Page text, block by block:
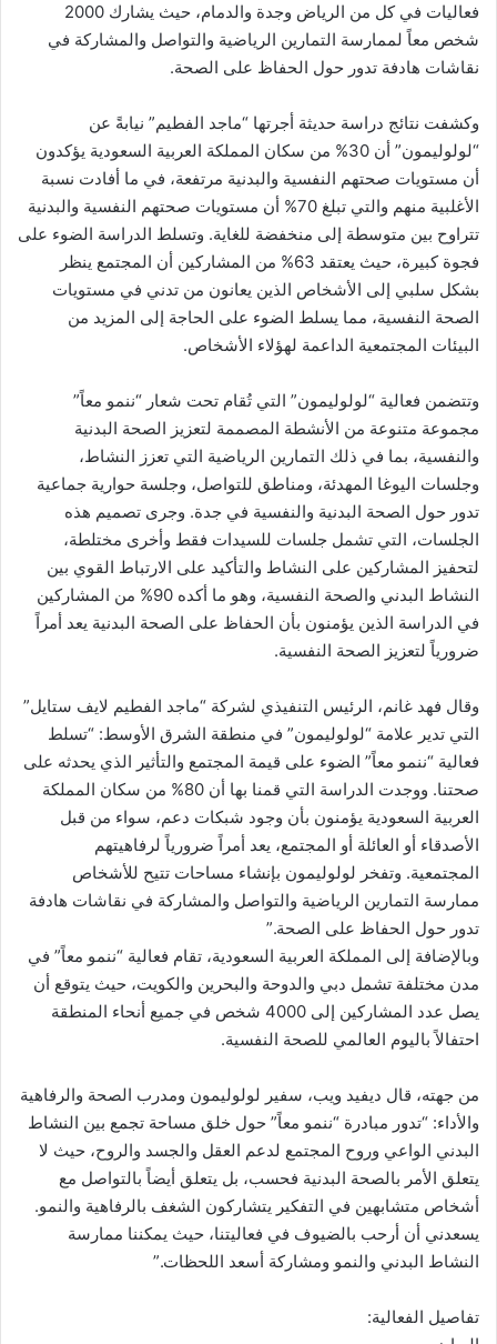
فعاليات في كل من الرياض وجدة والدمام، حيث يشارك 2000
شخص معاً لممارسة التمارين الرياضية والتواصل والمشاركة في
نقاشات هادفة تدور حول الحفاظ على الصحة.
وكشفت نتائج دراسة حديثة أجرتها “ماجد الفطيم” نيابةً عن
“لولوليمون” أن 30% من سكان المملكة العربية السعودية يؤكدون
أن مستويات صحتهم النفسية والبدنية مرتفعة، في ما أفادت نسبة
الأغلبية منهم والتي تبلغ 70% أن مستويات صحتهم النفسية والبدنية
تتراوح بين متوسطة إلى منخفضة للغاية. وتسلط الدراسة الضوء على
فجوة كبيرة، حيث يعتقد 63% من المشاركين أن المجتمع ينظر
بشكل سلبي إلى الأشخاص الذين يعانون من تدني في مستويات
الصحة النفسية، مما يسلط الضوء على الحاجة إلى المزيد من
البيئات المجتمعية الداعمة لهؤلاء الأشخاص.
وتتضمن فعالية “لولوليمون” التي تُقام تحت شعار “ننمو معاً”
مجموعة متنوعة من الأنشطة المصممة لتعزيز الصحة البدنية
والنفسية، بما في ذلك التمارين الرياضية التي تعزز النشاط،
وجلسات اليوغا المهدئة، ومناطق للتواصل، وجلسة حوارية جماعية
تدور حول الصحة البدنية والنفسية في جدة. وجرى تصميم هذه
الجلسات، التي تشمل جلسات للسيدات فقط وأخرى مختلطة،
لتحفيز المشاركين على النشاط والتأكيد على الارتباط القوي بين
النشاط البدني والصحة النفسية، وهو ما أكده 90% من المشاركين
في الدراسة الذين يؤمنون بأن الحفاظ على الصحة البدنية يعد أمراً
ضرورياً لتعزيز الصحة النفسية.
وقال فهد غانم، الرئيس التنفيذي لشركة “ماجد الفطيم لايف ستايل”
التي تدير علامة “لولوليمون” في منطقة الشرق الأوسط: “تسلط
فعالية “ننمو معاً” الضوء على قيمة المجتمع والتأثير الذي يحدثه على
صحتنا. ووجدت الدراسة التي قمنا بها أن 80% من سكان المملكة
العربية السعودية يؤمنون بأن وجود شبكات دعم، سواء من قبل
الأصدقاء أو العائلة أو المجتمع، يعد أمراً ضرورياً لرفاهيتهم
المجتمعية. وتفخر لولوليمون بإنشاء مساحات تتيح للأشخاص
ممارسة التمارين الرياضية والتواصل والمشاركة في نقاشات هادفة
تدور حول الحفاظ على الصحة.”
وبالإضافة إلى المملكة العربية السعودية، تقام فعالية “ننمو معاً” في
مدن مختلفة تشمل دبي والدوحة والبحرين والكويت، حيث يتوقع أن
يصل عدد المشاركين إلى 4000 شخص في جميع أنحاء المنطقة
احتفالاً باليوم العالمي للصحة النفسية.
من جهته، قال ديفيد ويب، سفير لولوليمون ومدرب الصحة والرفاهية
والأداء: “تدور مبادرة “ننمو معاً” حول خلق مساحة تجمع بين النشاط
البدني الواعي وروح المجتمع لدعم العقل والجسد والروح، حيث لا
يتعلق الأمر بالصحة البدنية فحسب، بل يتعلق أيضاً بالتواصل مع
أشخاص متشابهين في التفكير يتشاركون الشغف بالرفاهية والنمو.
يسعدني أن أرحب بالضيوف في فعاليتنا، حيث يمكننا ممارسة
النشاط البدني والنمو ومشاركة أسعد اللحظات.”
تفاصيل الفعالية: